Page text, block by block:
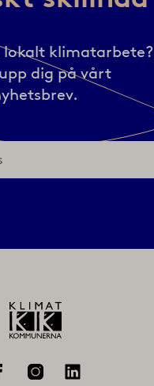
lokalt klimatarbete?
dig på vårt